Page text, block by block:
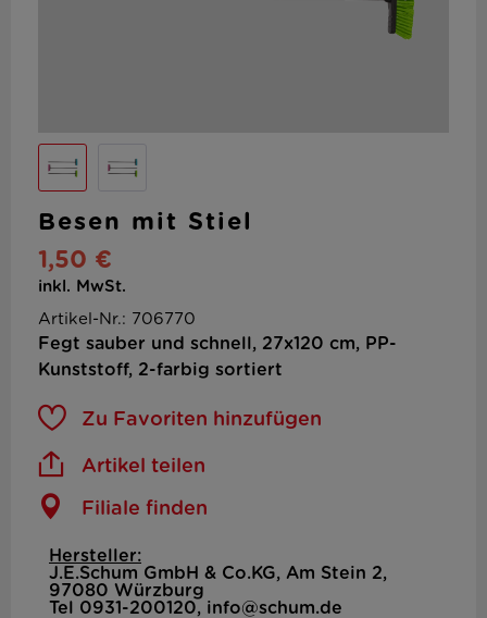
Besen mit Stiel
1,50 €
inkl. MwSt.
Artikel-Nr.: 706770
Fegt sauber und schnell, 27x120 cm, PP-
Kunststoff, 2-farbig sortiert
Zu Favoriten hinzufügen
Artikel teilen
Filiale finden
Hersteller:
J.E.Schum GmbH & Co.KG, Am Stein 2,
97080 Würzburg
Tel 0931-200120, info@schum.de